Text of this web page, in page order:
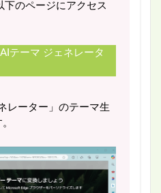
下のページにアクセス
テーマ ジェネレータ
レーター」のテーマ生